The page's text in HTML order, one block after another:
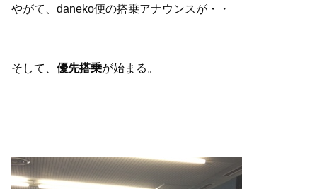
やがて、daneko便の搭乗アナウンスが・・
そして、優先搭乗が始まる。